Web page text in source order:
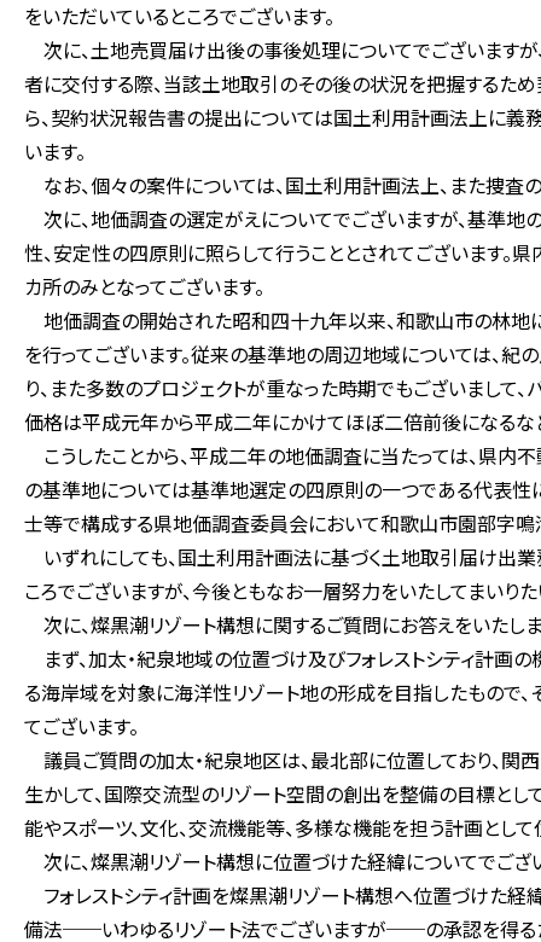
をいただいているところでございます。
次に、土地売買届け出後の事後処理についてでございます
者に交付する際、当該土地取引のその後の状況を把握するた
ら、契約状況報告書の提出については国土利用計画法上に義
います。
なお、個々の案件については、国土利用計画法上、また捜査
次に、地価調査の選定がえについてでございますが、基準
性、安定性の四原則に照らして行うこととされてございます
カ所のみとなってございます。
地価調査の開始された昭和四十九年以来、和歌山市の林地
を行ってございます。従来の基準地の周辺地域については、
り、また多数のプロジェクトが重なった時期でもございまして
価格は平成元年から平成二年にかけてほぼ二倍前後になるな
こうしたことから、平成二年の地価調査に当たっては、県
の基準地については基準地選定の四原則の一つである代表性
士等で構成する県地価調査委員会において和歌山市園部字
いずれにしても、国土利用計画法に基づく土地取引届け出
ころでございますが、今後ともなお一層努力をいたしてまいりた
次に、燦黒潮リゾート構想に関するご質問にお答えをいたしま
まず、加太・紀泉地域の位置づけ及びフォレストシティ計画
る海岸域を対象に海洋性リゾート地の形成を目指したもので
てございます。
議員ご質問の加太・紀泉地区は、最北部に位置しており、
生かして、国際交流型のリゾート空間の創出を整備の目標とし
能やスポーツ、文化、交流機能等、多様な機能を担う計画とし
次に、燦黒潮リゾート構想に位置づけた経緯についてでござ
フォレストシティ計画を燦黒潮リゾート構想へ位置づけた
備法──いわゆるリゾート法でございますが──の承認を得る